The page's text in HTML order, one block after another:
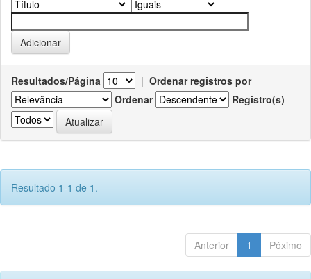
Resultados/Página | Ordenar registros por
Ordenar
Registro(s)
Resultado 1-1 de 1.
Anterior 1 Póximo